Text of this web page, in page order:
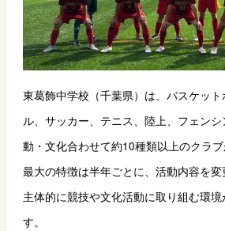
東葛飾中学校（千葉県）は、バスケッ
ル、サッカー、テニス、陸上、フェン
動・文化合わせて約10種類以上のクラブ
最大の特徴は半年ごとに、活動内容を変
主体的に競技や文化活動に取り組む環境
す。